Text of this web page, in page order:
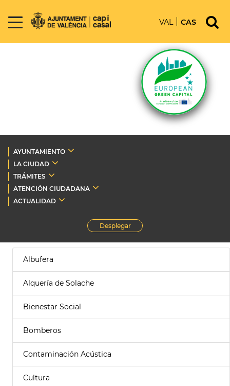
VAL CAS
AYUNTAMIENTO
LA CIUDAD
TRÁMITES
ATENCIÓN CIUDADANA
ACTUALIDAD
Desplegar
Albufera
Alquería de Solache
Bienestar Social
Bomberos
Contaminación Acústica
Cultura